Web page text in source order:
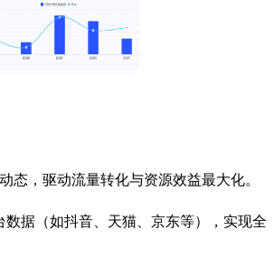
态，驱动流量转化与资源效益最大化。
数据（如抖音、天猫、京东等），实现全